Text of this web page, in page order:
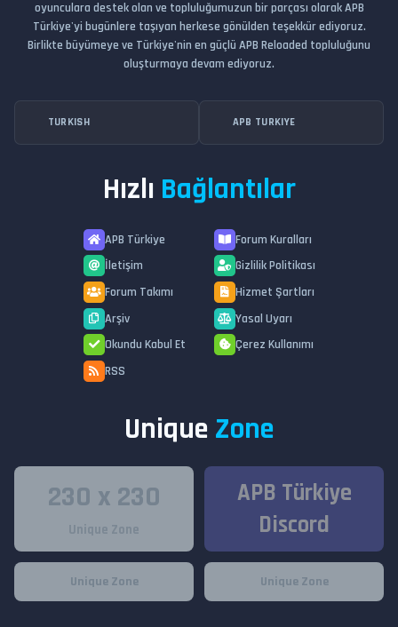
oyunculara destek olan ve topluluğumuzun bir parçası olarak APB
Türkiye'yi bugünlere taşıyan herkese gönülden teşekkür ediyoruz.
Birlikte büyümeye ve Türkiye'nin en güçlü APB Reloaded topluluğunu
oluşturmaya devam ediyoruz.
TURKISH APB TURKIYE
Hızlı Bağlantılar
APB Türkiye
İletişim
Forum Takımı
Arşiv
Okundu Kabul Et
RSS
Forum Kuralları
Gizlilik Politikası
Hizmet Şartları
Yasal Uyarı
Çerez Kullanımı
Unique Zone
230 x 230
Unique Zone
APB Türkiye
Discord
Unique Zone Unique Zone